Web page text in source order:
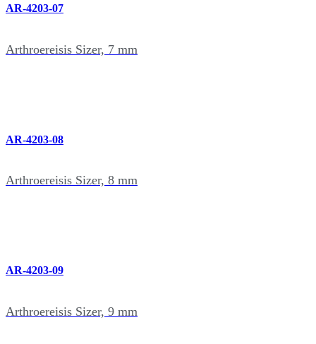
AR-4203-07
Arthroereisis Sizer, 7 mm
AR-4203-08
Arthroereisis Sizer, 8 mm
AR-4203-09
Arthroereisis Sizer, 9 mm